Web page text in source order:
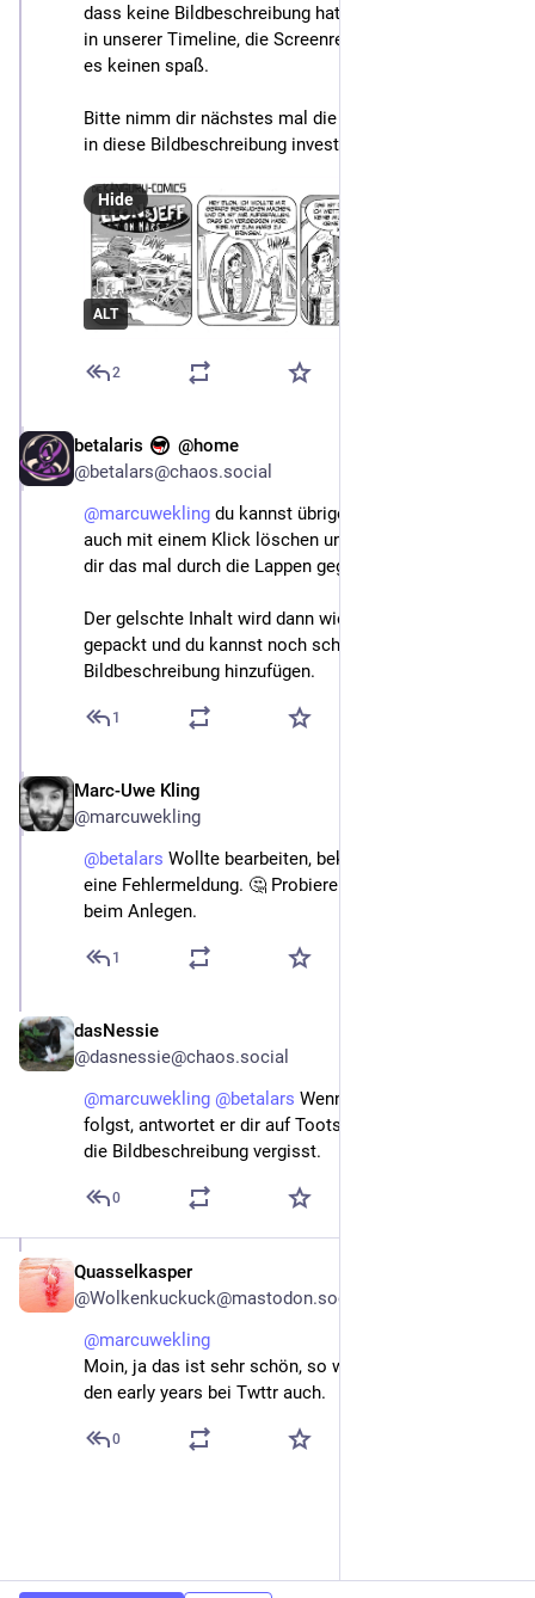
dass keine Bildbeschreibung hat, weil ohne Menschen
in unserer Timeline, die Screenreader nutzen, macht
es keinen spaß.
Bitte nimm dir nächstes mal die 6 Minuten 20, die ich
in diese Bildbeschreibung investiert habe, selbst.
ALT
Hide
2
betalaris
@home
@betalars@chaos.social
@marcuwekling du kannst übrigens einen Beitrag
auch mit einem Klick löschen und neu erstellen, wenn
dir das mal durch die Lappen gegangen sein sollte.
Der gelschte Inhalt wird dann wieder in's Entwurfsfeld
gepackt und du kannst noch schnell die
Bildbeschreibung hinzufügen.
1
Marc-Uwe Kling
@marcuwekling
@betalars Wollte bearbeiten, bekomme aber leider nur
eine Fehlermeldung. 🤔 Probiere es morgen gleich
beim Anlegen.
1
dasNessie
@dasnessie@chaos.social
@marcuwekling @betalars Wenn du
folgst, antwortet er dir auf Toots mit Bildern, wenn du
die Bildbeschreibung vergisst.
0
Quasselkasper
@Wolkenkuckuck@mastodon.social
@marcuwekling
Moin, ja das ist sehr schön, so war's von den Vibes in
den early years bei Twttr auch.
0